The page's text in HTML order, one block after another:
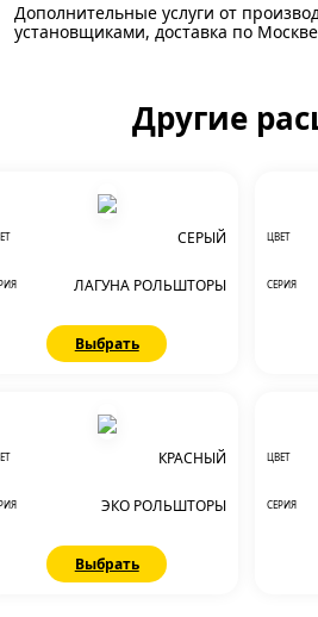
Дополнительные услуги от
установщиками, доставка по
Другие
СЕРЫЙ
ЛАГУНА РОЛЬШТОРЫ
Выбрать
ЦВЕТ
СЕРИЯ
КРАСНЫЙ
ЭКО РОЛЬШТОРЫ
Выбрать
ЦВЕТ
СЕРИЯ